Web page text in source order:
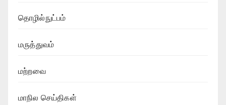
தொழில்நுட்பம்
மருத்துவம்
மற்றவை
மாநில செய்திகள்